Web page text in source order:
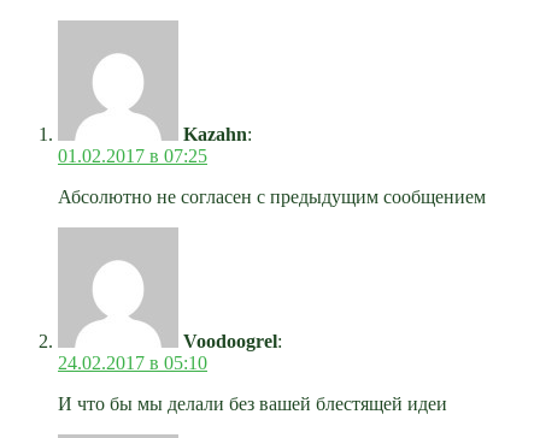
Kazahn:
01.02.2017 в 07:25
Абсолютно не согласен с предыдущим сообщением
Voodoogrel:
24.02.2017 в 05:10
И что бы мы делали без вашей блестящей идеи